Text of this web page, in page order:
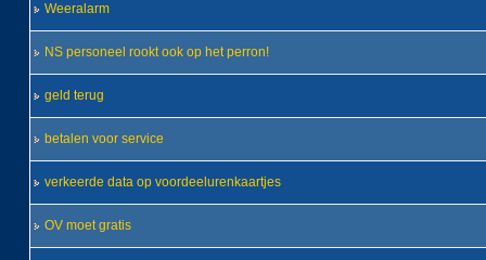
Weeralarm
NS personeel rookt ook op het perron!
geld terug
betalen voor service
verkeerde data op voordeelurenkaartjes
OV moet gratis